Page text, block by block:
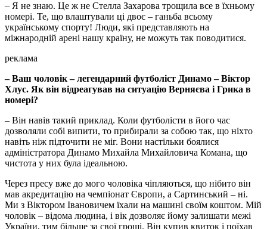
– Я не знаю. Це ж не Стелла Захарова трощила все в їхньому
номері. Те, що влаштували ці двоє – ганьба всьому
українському спорту! Люди, які представляють на
міжнародній арені нашу країну, не можуть так поводитися.
реклама
– Ваш чоловік – легендарний футболіст Динамо – Віктор
Хлус. Як він відреагував на ситуацію Верняєва і Грика в
номері?
– Він навів такий приклад. Коли футболісти в його час
дозволяли собі випити, то прибирали за собою так, що ніхто
навіть ніж підточити не міг. Вони настільки боялися
адміністратора Динамо Михайла Михайловича Комана, що
чистота у них була ідеальною.
Через пресу вже до мого чоловіка чіпляються, що нібито він
мав акредитацію на чемпіонат Європи, а Сартинський – ні.
Ми з Віктором Івановичем їхали на машині своїм коштом. Мій
чоловік – відома людина, і вік дозволяє йому залишати межі
України, тим більше за свої гроші. Він купив квиток і поїхав